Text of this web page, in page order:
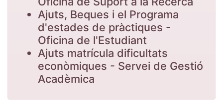
Ajuts, Beques i el Programa
d'estades de pràctiques -
Oficina de l'Estudiant
Ajuts matrícula dificultats
econòmiques - Servei de Gestió
Acadèmica